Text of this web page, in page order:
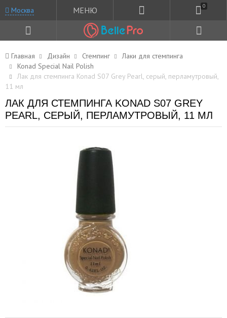
Москва МЕНЮ 0
Главная Дизайн Стемпинг
Лаки для стемпинга
Konad Special Nail Polish
Лак для стемпинга Konad S07 Grey Pearl, серый, перламутровый,
11 мл
ЛАК ДЛЯ СТЕМПИНГА KONAD S07 GREY
PEARL, СЕРЫЙ, ПЕРЛАМУТРОВЫЙ, 11 МЛ